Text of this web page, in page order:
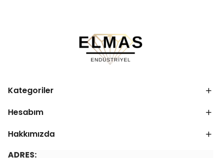
Kategoriler
Hesabım
Hakkımızda
ADRES: